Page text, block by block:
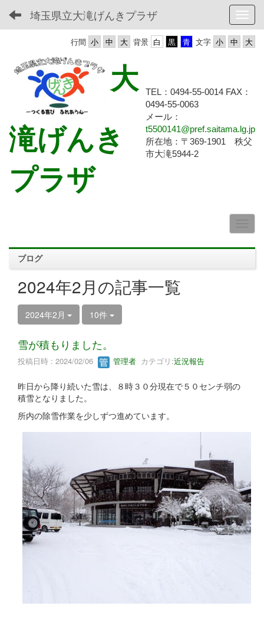
埼玉県立大滝げんきプラザ
文字
背景
行間
大
滝げんき
プラザ
TEL：0494-55-0014 FAX：
0494-55-0063
メール：
t5500141@pref.saitama.lg.jp
所在地：〒369-1901 秩父
市大滝5944-2
ブログ
2024年2月の記事一覧
2024年2月 10件
雪が積もりました。
投稿日時 : 2024/02/06 管理者 カテゴリ:近況報告
昨日から降り続いた雪は、８時３０分現在で５０センチ弱の
積雪となりました。
所内の除雪作業を少しずつ進めています。